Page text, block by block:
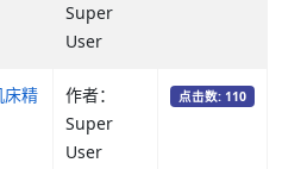
Super
User
床精
作者：
Super
User
点击数: 110